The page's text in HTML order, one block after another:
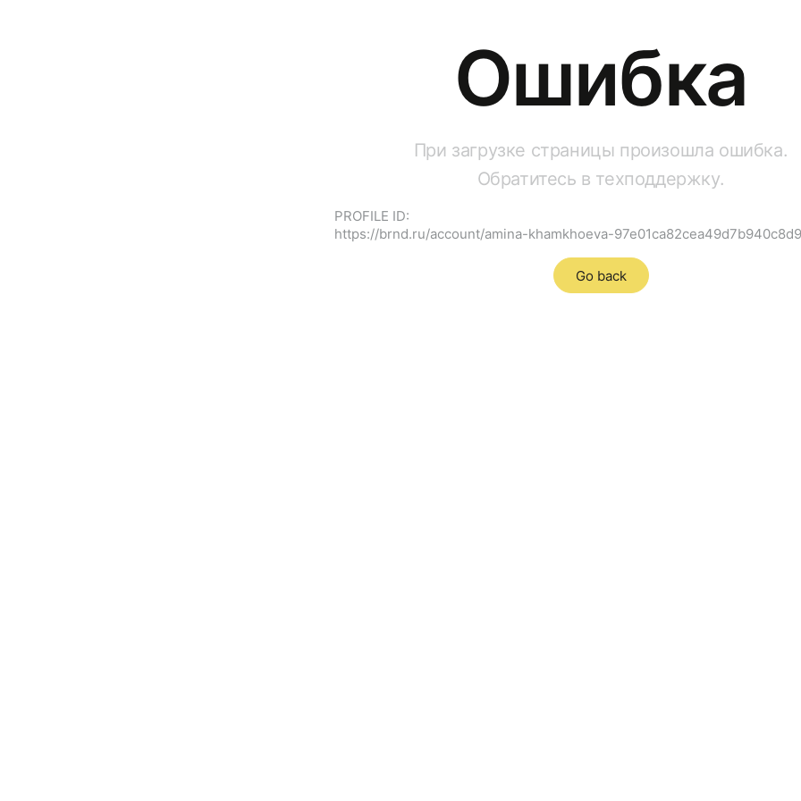
Ошибка
При загрузке страницы произошла ошибка.
Обратитесь в техподдержку.
PROFILE ID:
https://brnd.ru/account/amina-khamkhoeva-
Go back